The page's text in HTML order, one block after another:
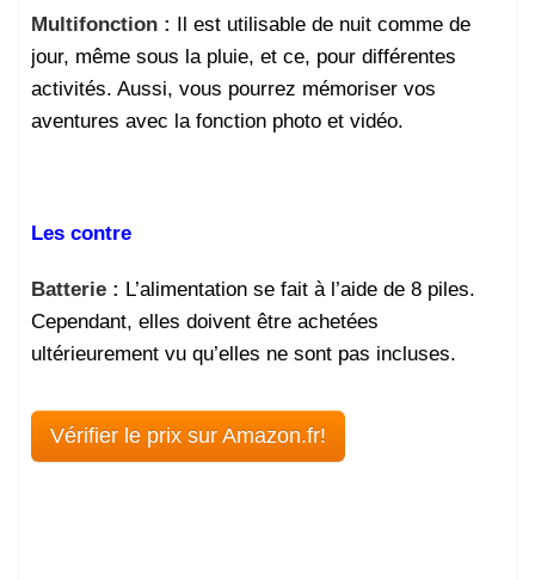
Multifonction : Il est utilisable de nuit comme de
jour, même sous la pluie, et ce, pour différentes
activités. Aussi, vous pourrez mémoriser vos
aventures avec la fonction photo et vidéo.
Les contre
Batterie : L’alimentation se fait à l’aide de 8 piles.
Cependant, elles doivent être achetées
ultérieurement vu qu’elles ne sont pas incluses.
Vérifier le prix sur Amazon.fr!